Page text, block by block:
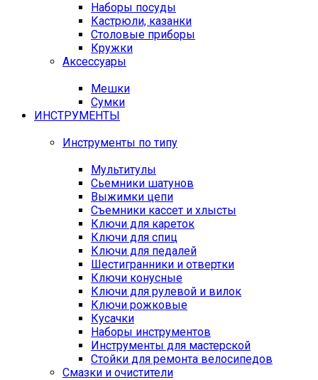
Наборы посуды
Кастрюли, казанки
Столовые приборы
Кружки
Аксессуары
Мешки
Сумки
ИНСТРУМЕНТЫ
Инструменты по типу
Мультитулы
Сьемники шатунов
Выжимки цепи
Съемники кассет и хлысты
Ключи для кареток
Ключи для спиц
Ключи для педалей
Шестигранники и отвертки
Ключи конусные
Ключи для рулевой и вилок
Ключи рожковые
Кусачки
Наборы инструментов
Инструменты для мастерской
Стойки для ремонта велосипедов
Смазки и очистители